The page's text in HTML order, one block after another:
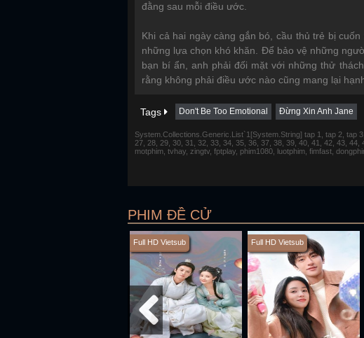
đằng sau mỗi điều ước.
Khi cả hai ngày càng gắn bó, cầu thủ trẻ bị
những lựa chọn khó khăn. Để bảo vệ những
bạn bí ẩn, anh phải đối mặt với những thử
rằng không phải điều ước nào cũng mang lại
Tags Don't Be Too Emotional Đừng Xin Anh Jane
System.Collections.Generic.List`1[System.String] tap 1, tap 2, tap
27, 28, 29, 30, 31, 32, 33, 34, 35, 36, 37, 38, 39, 40, 41, 42, 43,
motphim, tvhay, zingtv, fptplay, phim1080, luotphim, fimfast,
PHIM ĐỀ CỬ
Full HD Vietsub Full HD Vietsub